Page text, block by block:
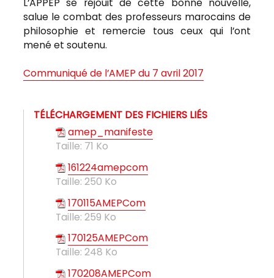
salue le combat des professeurs marocains de
philosophie et remercie tous ceux qui l’ont
mené et soutenu.
Communiqué de l’AMEP du 7 avril 2017
TÉLÉCHARGEMENT DES FICHIERS LIÉS
amep_manifeste
Taille: 71 Ko
161224amepcom
Taille: 250 Ko
170115AMEPCom
Taille: 259 Ko
170125AMEPCom
Taille: 248 Ko
170208AMEPCom